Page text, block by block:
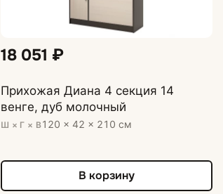
18 051 ₽
Прихожая Диана 4 секция 14
венге, дуб молочный
Ш × Г × В120 × 42 × 210 см
В корзину